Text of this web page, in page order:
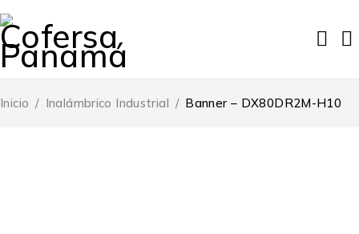
Inicio / Inalámbrico Industrial / Banner – DX80DR2M-H10